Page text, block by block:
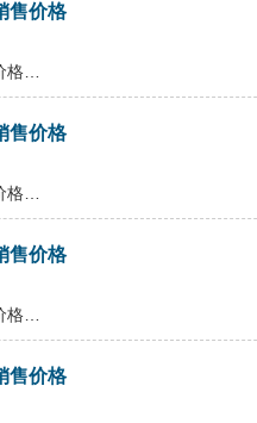
售价格
格…
售价格
格…
售价格
格…
售价格